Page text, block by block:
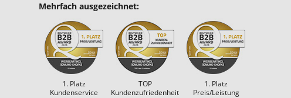
Mehrfach ausgezeichnet:
1. Platz
Kundenservice
TOP
Kundenzufriedenheit
1. Platz
Preis/Leistung